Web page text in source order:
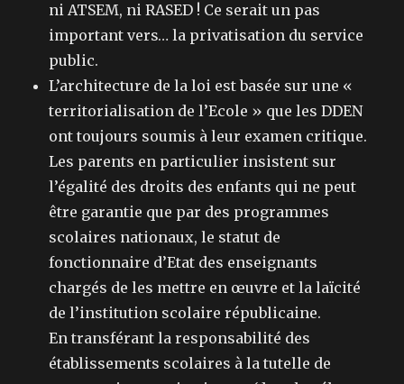
ni ATSEM, ni RASED ! Ce serait un pas
important vers… la privatisation du service
public.
L’architecture de la loi est basée sur une «
territorialisation de l’Ecole » que les DDEN
ont toujours soumis à leur examen critique.
Les parents en particulier insistent sur
l’égalité des droits des enfants qui ne peut
être garantie que par des programmes
scolaires nationaux, le statut de
fonctionnaire d’Etat des enseignants
chargés de les mettre en œuvre et la laïcité
de l’institution scolaire républicaine.
En transférant la responsabilité des
établissements scolaires à la tutelle de